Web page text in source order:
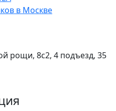
в Москве
рощи, 8с2, 4 подъезд, 35